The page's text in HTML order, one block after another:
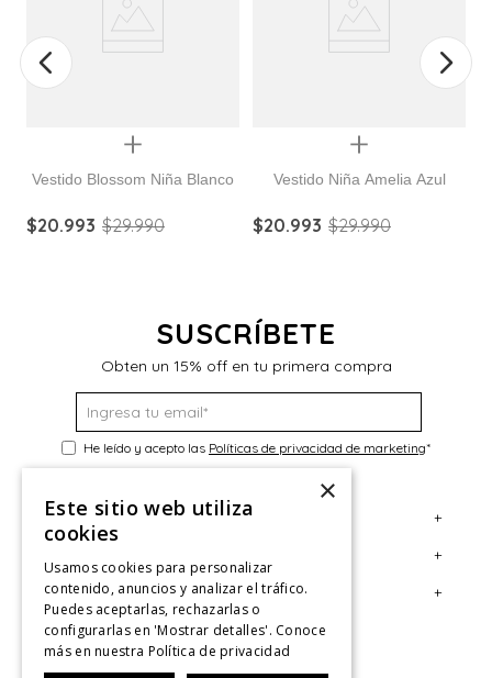
Quickview
Vestido Blossom Niña Blanco
$20.993 $29.990
Quickview
Vestido Niña Amelia Azul
$20.993 $29.990
SUSCRÍBETE
Obten un 15% off en tu primera compra
He leído y acepto las Políticas de privacidad de marketing*
Servicio al Consumidor +
Centro de Ayuda
Contáctanos
Giftcard
Retiro en tienda
+
Términos y Condiciones
Políticas de Despacho
Cambios, Retracto y Garantía
Cuenta +
Mi Cuenta
Sigue tu compra
×
Este sitio web utiliza
cookies
Usamos cookies para personalizar
contenido, anuncios y analizar el tráfico.
Puedes aceptarlas, rechazarlas o
configurarlas en 'Mostrar detalles'. Conoce
más en nuestra Política de privacidad